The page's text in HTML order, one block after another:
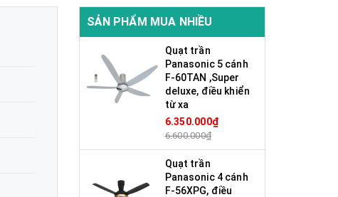
SẢN PHẨM MUA NHIỀU
Quạt trần
Panasonic 5 cánh
F-60TAN ,Super
deluxe, điều khiển
từ xa
6.350.000₫
6.600.000₫
Quạt trần
Panasonic 4 cánh
F-56XPG, điều